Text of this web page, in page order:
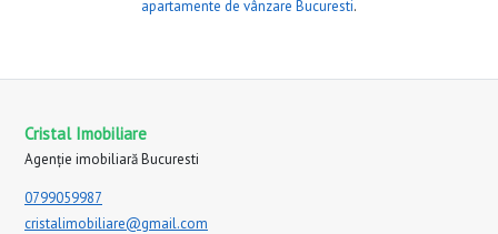
apartamente de vânzare Bucuresti.
Cristal Imobiliare
Agenție imobiliară Bucuresti
0799059987
cristalimobiliare@gmail.com